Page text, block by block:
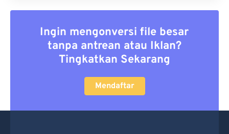
Ingin mengonversi file besar
tanpa antrean atau Iklan?
Tingkatkan Sekarang
Mendaftar